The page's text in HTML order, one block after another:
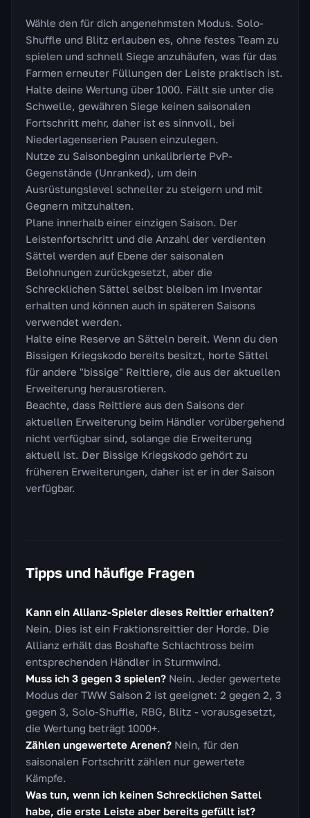
Wähle den für dich angenehmsten Modus. Solo-
Shuffle und Blitz erlauben es, ohne festes Team zu
spielen und schnell Siege anzuhäufen, was für das
Farmen erneuter Füllungen der Leiste praktisch ist.
Halte deine Wertung über 1000. Fällt sie unter die
Schwelle, gewähren Siege keinen saisonalen
Fortschritt mehr, daher ist es sinnvoll, bei
Niederlagenserien Pausen einzulegen.
Nutze zu Saisonbeginn unkalibrierte PvP-
Gegenstände (Unranked), um dein
Ausrüstungslevel schneller zu steigern und mit
Gegnern mitzuhalten.
Plane innerhalb einer einzigen Saison. Der
Leistenfortschritt und die Anzahl der verdienten
Sättel werden auf Ebene der saisonalen
Belohnungen zurückgesetzt, aber die
Schrecklichen Sättel selbst bleiben im Inventar
erhalten und können auch in späteren Saisons
verwendet werden.
Halte eine Reserve an Sätteln bereit. Wenn du den
Bissigen Kriegskodo bereits besitzt, horte Sättel
für andere "bissige" Reittiere, die aus der aktuellen
Erweiterung herausrotieren.
Beachte, dass Reittiere aus den Saisons der
aktuellen Erweiterung beim Händler vorübergehend
nicht verfügbar sind, solange die Erweiterung
aktuell ist. Der Bissige Kriegskodo gehört zu
früheren Erweiterungen, daher ist er in der Saison
verfügbar.
Tipps und häufige Fragen
Kann ein Allianz-Spieler dieses Reittier erhalten?
Nein. Dies ist ein Fraktionsreittier der Horde. Die
Allianz erhält das Boshafte Schlachtross beim
entsprechenden Händler in Sturmwind.
Muss ich 3 gegen 3 spielen? Nein. Jeder gewertete
Modus der TWW Saison 2 ist geeignet: 2 gegen 2, 3
gegen 3, Solo-Shuffle, RBG, Blitz - vorausgesetzt,
die Wertung beträgt 1000+.
Zählen ungewertete Arenen? Nein, für den
saisonalen Fortschritt zählen nur gewertete
Kämpfe.
Was tun, wenn ich keinen Schrecklichen Sattel
habe, die erste Leiste aber bereits gefüllt ist?